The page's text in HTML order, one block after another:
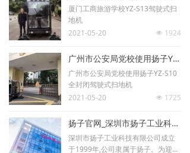
厦门工商旅游学校YZ-S13驾驶式扫
地机
넶 1924
2021-05-20
广州市公安局党校使用扬子YZ-S10全封闭驾驶式扫地机
广州市公安局党校使用扬子YZ-S10
全封闭驾驶式扫地机
넶 1725
2021-05-20
扬子官网_深圳市扬子工业科技有限公司简介_hako官方网站
深圳市扬子工业科技有限公司成立
于1999年,公司隶属于扬子。为迎合